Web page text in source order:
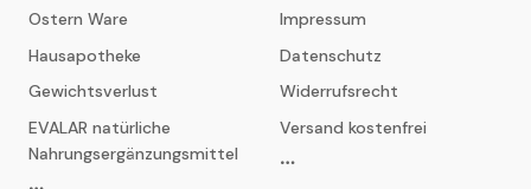
Ostern Ware
Hausapotheke
Gewichtsverlust
EVALAR natürliche
Nahrungsergänzungsmittel
Impressum
Datenschutz
Widerrufsrecht
Versand kostenfrei